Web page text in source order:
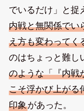
でいるだけ」と捉
内戦と無関係でい
え方も変わってく
のはちょっと難し
のような「『内戦
こそ浮かび上がる
印象があった。